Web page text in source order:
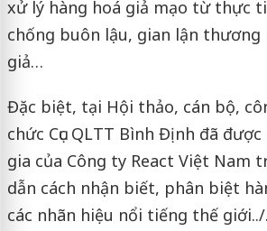
xử lý hàng hoá giả mạo từ thực
chống buôn lậu, gian lận thương
giả…
Đặc biệt, tại Hội thảo, cán bộ,
chức Cục QLTT Bình Định đã
gia của Công ty React Việt Nam
dẫn cách nhận biết, phân biệt
các nhãn hiệu nổi tiếng thế giới../.